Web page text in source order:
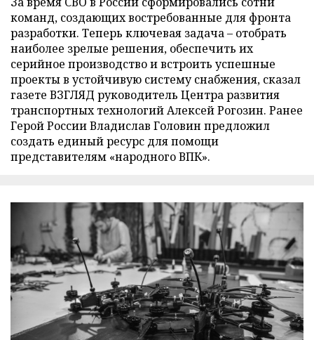
команд, создающих востребованные для фронта
разработки. Теперь ключевая задача – отобрать
наиболее зрелые решения, обеспечить их
серийное производство и встроить успешные
проекты в устойчивую систему снабжения, сказал
газете ВЗГЛЯД руководитель Центра развития
транспортных технологий Алексей Рогозин. Ранее
Герой России Владислав Головин предложил
создать единый ресурс для помощи
представителям «народного ВПК».